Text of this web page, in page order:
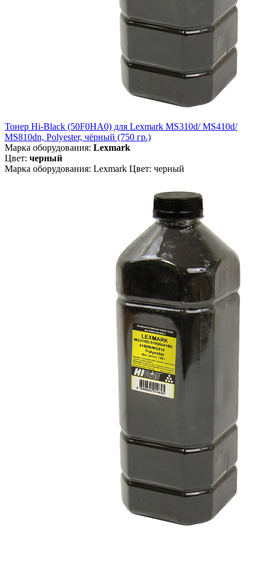
Тонер Hi-Black (50F0HA0) для Lexmark MS310d/ MS410d/
MS810dn, Polyester, чёрный (750 гр.)
Марка оборудования: Lexmark
Цвет: черный
Марка оборудования: Lexmark Цвет: черный